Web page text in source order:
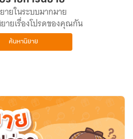
ายในระบบมากมาย
ายเรื่องโปรดของคุณกัน
ค้นหานิยาย